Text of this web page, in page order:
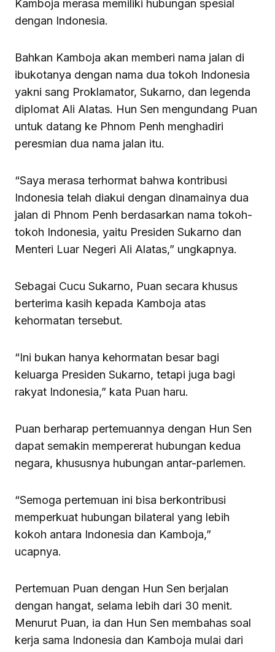
Kamboja merasa memiliki hubungan spesial
dengan Indonesia.
Bahkan Kamboja akan memberi nama jalan di
ibukotanya dengan nama dua tokoh Indonesia
yakni sang Proklamator, Sukarno, dan legenda
diplomat Ali Alatas. Hun Sen mengundang Puan
untuk datang ke Phnom Penh menghadiri
peresmian dua nama jalan itu.
“Saya merasa terhormat bahwa kontribusi
Indonesia telah diakui dengan dinamainya dua
jalan di Phnom Penh berdasarkan nama tokoh-
tokoh Indonesia, yaitu Presiden Sukarno dan
Menteri Luar Negeri Ali Alatas,” ungkapnya.
Sebagai Cucu Sukarno, Puan secara khusus
berterima kasih kepada Kamboja atas
kehormatan tersebut.
“Ini bukan hanya kehormatan besar bagi
keluarga Presiden Sukarno, tetapi juga bagi
rakyat Indonesia,” kata Puan haru.
Puan berharap pertemuannya dengan Hun Sen
dapat semakin mempererat hubungan kedua
negara, khususnya hubungan antar-parlemen.
“Semoga pertemuan ini bisa berkontribusi
memperkuat hubungan bilateral yang lebih
kokoh antara Indonesia dan Kamboja,”
ucapnya.
Pertemuan Puan dengan Hun Sen berjalan
dengan hangat, selama lebih dari 30 menit.
Menurut Puan, ia dan Hun Sen membahas soal
kerja sama Indonesia dan Kamboja mulai dari